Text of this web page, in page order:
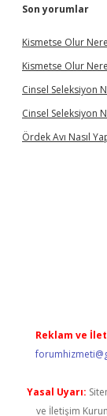
Son yorumlar
Kismetse Olur
Kismetse Olur
Cinsel Seleksiyon
Cinsel Seleksiyon
Ördek Avı Nasıl
Reklam ve
Yasal Uyarı:
ve İletişim